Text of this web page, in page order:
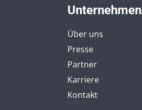
Unternehmen
Über uns
Presse
Partner
Karriere
Kontakt